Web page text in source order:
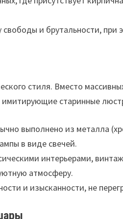
и брутальности, при
стиля. Вместо
старинные
выполнено из металла
в виде свечей.
интерьерами,
атмосферу.
и изысканности, не